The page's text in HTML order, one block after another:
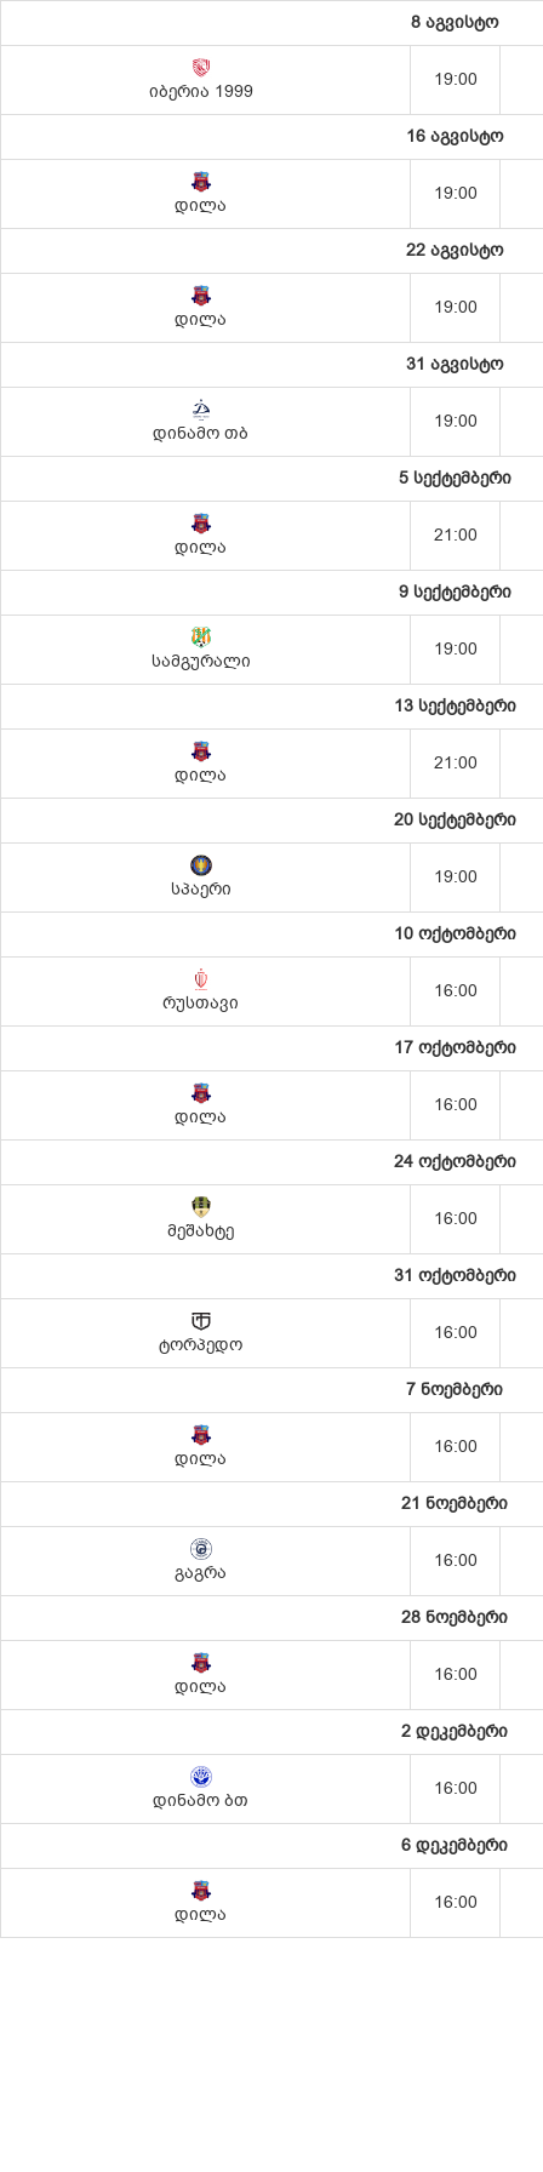
8 აგვისტო
იბერია 1999
19:00
16 აგვისტო
დილა
19:00
22 აგვისტო
დილა
19:00
31 აგვისტო
დინამო თბ
19:00
5 სექტემბერი
დილა
21:00
9 სექტემბერი
სამგურალი
19:00
13 სექტემბერი
დილა
21:00
20 სექტემბერი
სპაერი
19:00
10 ოქტომბერი
რუსთავი
16:00
17 ოქტომბერი
დილა
16:00
24 ოქტომბერი
მეშახტე
16:00
31 ოქტომბერი
ტორპედო
16:00
7 ნოემბერი
დილა
16:00
21 ნოემბერი
გაგრა
16:00
28 ნოემბერი
დილა
16:00
2 დეკემბერი
დინამო ბთ
16:00
6 დეკემბერი
დილა
16:00